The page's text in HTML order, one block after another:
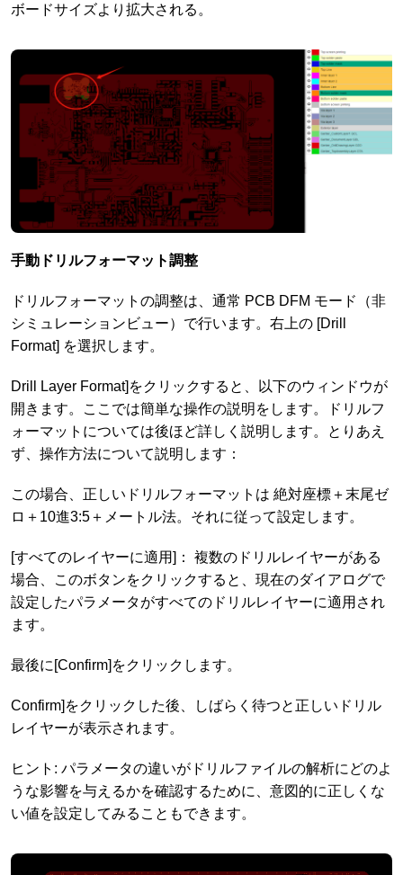
ボードサイズより拡大される。
手動ドリルフォーマット調整
ドリルフォーマットの調整は、通常 PCB DFM モード（非
シミュレーションビュー）で行います。右上の [Drill
Format] を選択します。
Drill Layer Format]をクリックすると、以下のウィンドウが
開きます。ここでは簡単な操作の説明をします。ドリルフ
ォーマットについては後ほど詳しく説明します。とりあえ
ず、操作方法について説明します：
この場合、正しいドリルフォーマットは 絶対座標＋末尾ゼ
ロ＋10進3:5＋メートル法。それに従って設定します。
[すべてのレイヤーに適用]： 複数のドリルレイヤーがある
場合、このボタンをクリックすると、現在のダイアログで
設定したパラメータがすべてのドリルレイヤーに適用され
ます。
最後に[Confirm]をクリックします。
Confirm]をクリックした後、しばらく待つと正しいドリル
レイヤーが表示されます。
ヒント: パラメータの違いがドリルファイルの解析にどのよ
うな影響を与えるかを確認するために、意図的に正しくな
い値を設定してみることもできます。